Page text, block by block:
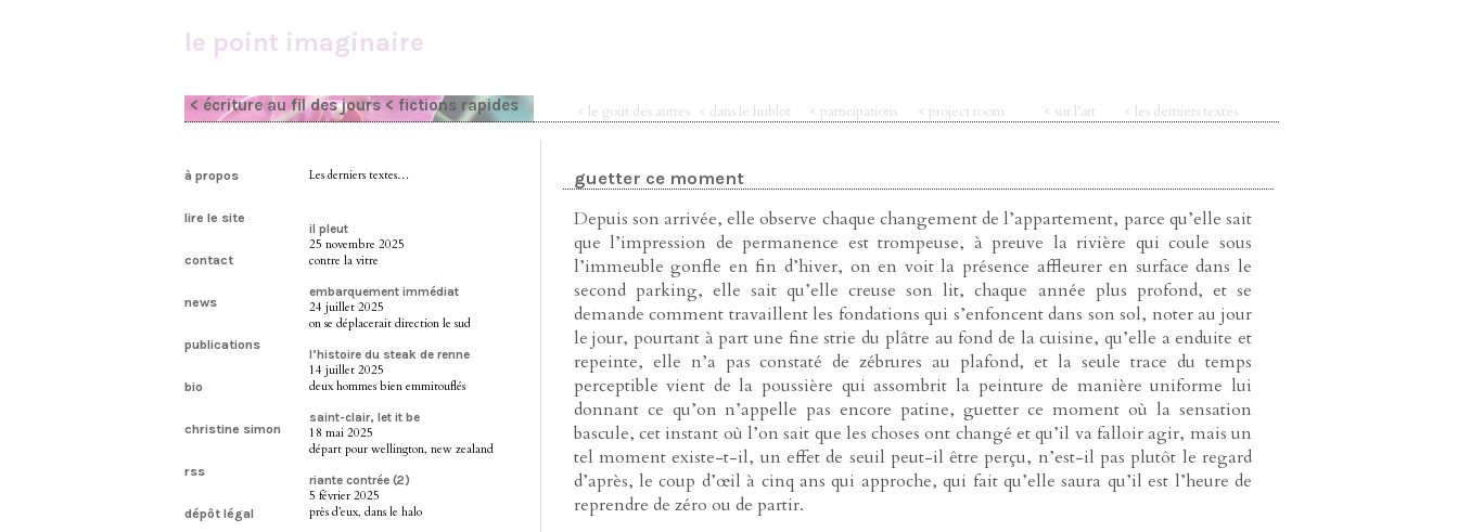
le point imaginaire
< écriture au fil des jours < fictions rapides < le goût des autres < dans le hublot < participations < project room < sur l’art < les derniers textes
à propos
lire le site
contact
news
publications
bio
christine simon
rss
dépôt légal
Les derniers textes…
il pleut
25 novembre 2025
contre la vitre
embarquement immédiat
24 juillet 2025
on se déplacerait direction le sud
l’histoire du steak de renne
14 juillet 2025
deux hommes bien emmitouflés
saint-clair, let it be
18 mai 2025
départ pour wellington, new zealand
riante contrée (2)
5 février 2025
près d’eux, dans le halo
guetter ce moment
Depuis son arrivée, elle observe chaque changement de l’appartement, parce qu’elle sait
que l’impression de permanence est trompeuse, à preuve la rivière qui coule sous
l’immeuble gonfle en fin d’hiver, on en voit la présence affleurer en surface dans le
second parking, elle sait qu’elle creuse son lit, chaque année plus profond, et se
demande comment travaillent les fondations qui s’enfoncent dans son sol, noter au jour
le jour, pourtant à part une fine strie du plâtre au fond de la cuisine, qu’elle a enduite et
repeinte, elle n’a pas constaté de zébrures au plafond, et la seule trace du temps
perceptible vient de la poussière qui assombrit la peinture de manière uniforme lui
donnant ce qu’on n’appelle pas encore patine, guetter ce moment où la sensation
bascule, cet instant où l’on sait que les choses ont changé et qu’il va falloir agir, mais un
tel moment existe-t-il, un effet de seuil peut-il être perçu, n’est-il pas plutôt le regard
d’après, le coup d’œil à cinq ans qui approche, qui fait qu’elle saura qu’il est l’heure de
reprendre de zéro ou de partir.